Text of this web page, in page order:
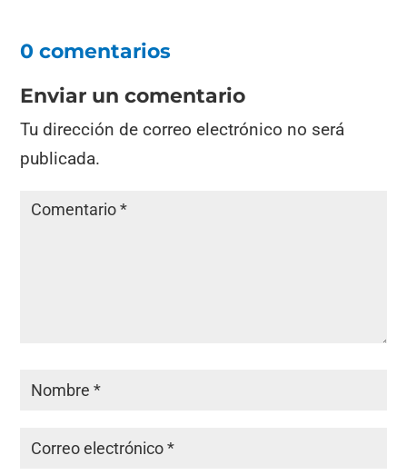
0 comentarios
Enviar un comentario
Tu dirección de correo electrónico no será
publicada.